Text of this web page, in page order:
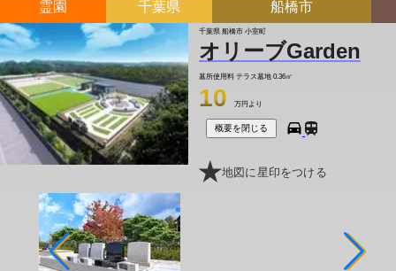
霊園 千葉県 船橋市
千葉県 船橋市 小室町
オリーブGarden
墓所使用料 テラス墓地 0.36㎡
10 万円より
概要を閉じる
地図に星印をつける